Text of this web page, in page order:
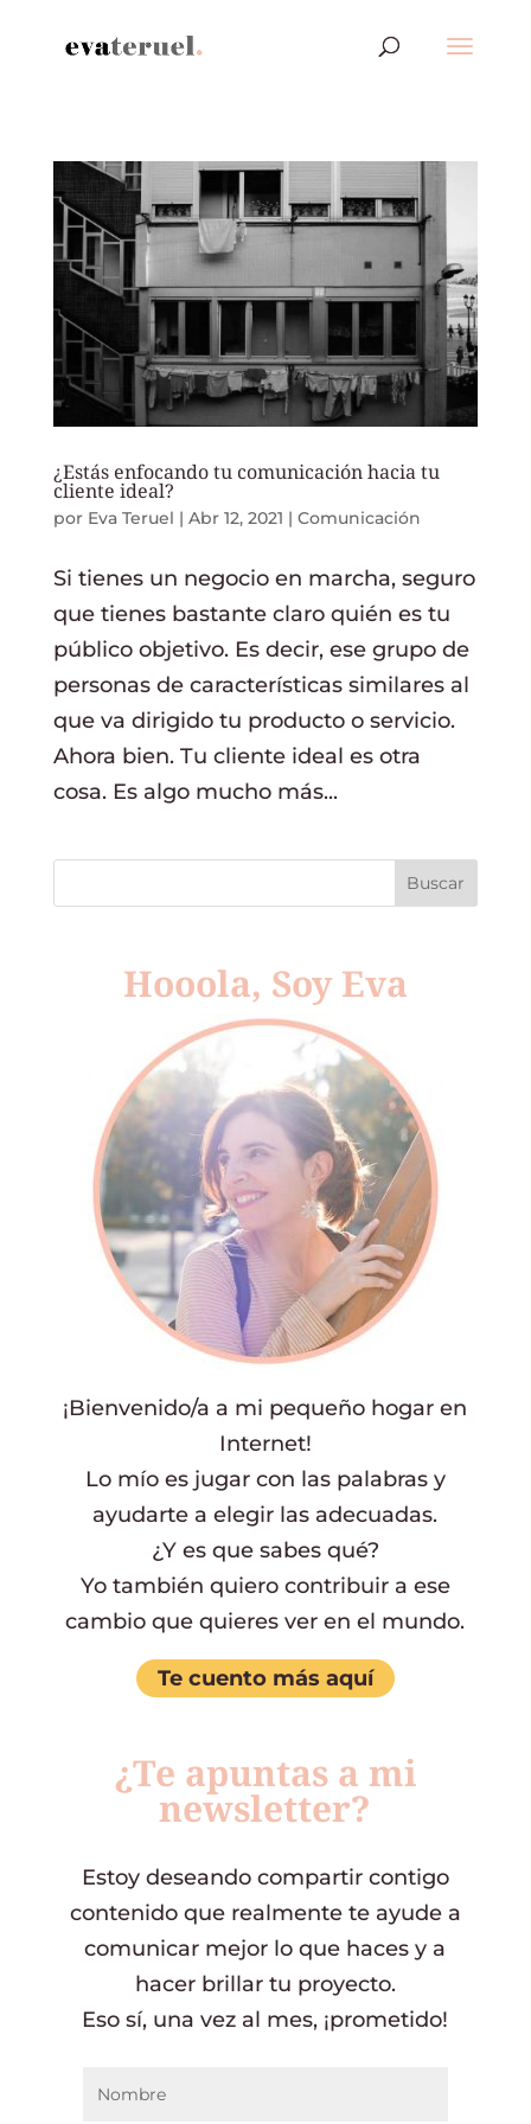
¿Estás enfocando tu comunicación hacia tu
cliente ideal?
por Eva Teruel | Abr 12, 2021 | Comunicación
Si tienes un negocio en marcha, seguro
que tienes bastante claro quién es tu
público objetivo. Es decir, ese grupo de
personas de características similares al
que va dirigido tu producto o servicio.
Ahora bien. Tu cliente ideal es otra
cosa. Es algo mucho más...
Hooola, Soy Eva
¡Bienvenido/a a mi pequeño hogar en
Internet!
Lo mío es jugar con las palabras y
ayudarte a elegir las adecuadas.
¿Y es que sabes qué?
Yo también quiero contribuir a ese
cambio que quieres ver en el mundo.
Te cuento más aquí
¿Te apuntas a mi
newsletter?
Estoy deseando compartir contigo
contenido que realmente te ayude a
comunicar mejor lo que haces y a
hacer brillar tu proyecto.
Eso sí, una vez al mes, ¡prometido!